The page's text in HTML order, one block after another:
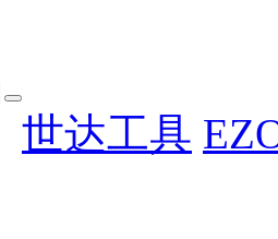
世达工具